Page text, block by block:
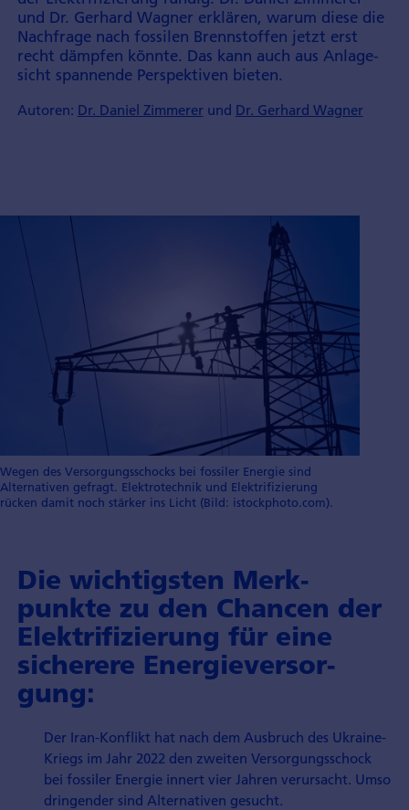
und Dr. Gerhard Wagner erklären, warum diese die
Nach­frage nach fossilen Brenn­stoffen jetzt erst
recht dämpfen könnte. Das kann auch aus Anlage­
sicht spannende Per­spek­tiven bieten.
Autoren: Dr. Daniel Zimmerer und Dr. Gerhard Wagner
Wegen des Versorgungsschocks bei fossiler Energie sind
Alternativen gefragt. Elektrotechnik und Elektrifizierung
rücken damit noch stärker ins Licht (Bild: istockphoto.com).
Die wichtig­sten Merk­
punkte zu den Chan­cen der
Elektri­fizierung für eine
sicher­ere Energie­versor­
gung:
Der Iran-Konflikt hat nach dem Ausbruch des Ukraine-
Kriegs im Jahr 2022 den zweiten Versorgungs­schock
bei fossiler Energie innert vier Jahren verur­sacht. Umso
dringender sind Alter­nativen gesucht.